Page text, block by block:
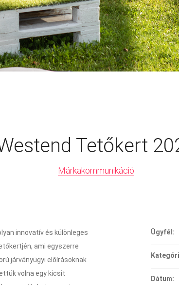
Tetőkert
Márkakommunikáció
innovatív és különleges
ami egyszerre
járványügyi előírásoknak
volna egy kicsit
Ügyfél:
Dátum: